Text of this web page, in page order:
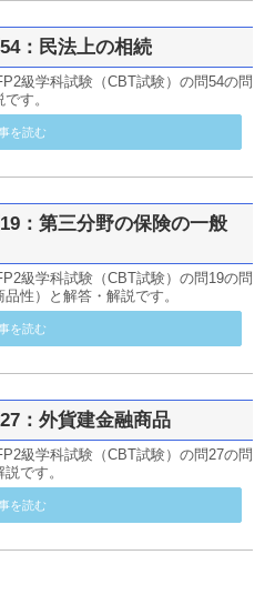
：民法上の相続
級学科試験（CBT試験）の問54の問
す。
を読む
：第三分野の保険の一般
級学科試験（CBT試験）の問19の問
性）と解答・解説です。
を読む
：外貨建金融商品
級学科試験（CBT試験）の問27の問
です。
を読む